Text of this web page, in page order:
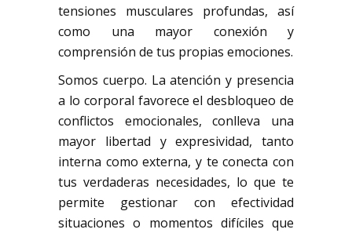
tensiones musculares profundas, así
como una mayor conexión y
comprensión de tus propias emociones.
Somos cuerpo. La atención y presencia
a lo corporal favorece el desbloqueo de
conflictos emocionales, conlleva una
mayor libertad y expresividad, tanto
interna como externa, y te conecta con
tus verdaderas necesidades, lo que te
permite gestionar con efectividad
situaciones o momentos difíciles que